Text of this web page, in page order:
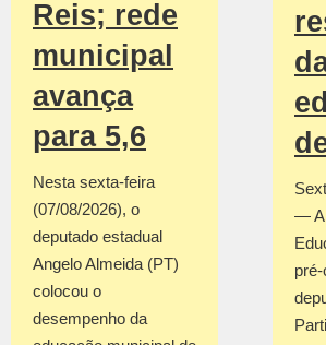
Reis; rede
municipal
avança
para 5,6
Nesta sexta-feira
(07/08/2026), o
deputado estadual
Angelo Almeida (PT)
colocou o
desempenho da
— A